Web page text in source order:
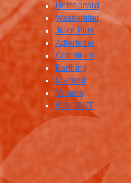
Homeocard
Wasserfilter
Juice Plus
Adlerfeder
Colostrum
Earthing
Literatur
Vemma
KONTAKT